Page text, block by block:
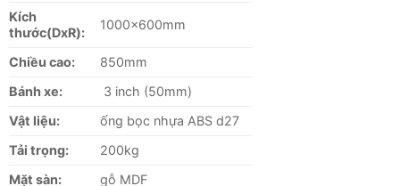
Kích
thước(DxR):
1000x600mm
Chiều cao:
850mm
Bánh xe:
3 inch (50mm)
Vật liệu:
ống bọc nhựa ABS d27
Tải trọng:
200kg
Mặt sàn:
gỗ MDF